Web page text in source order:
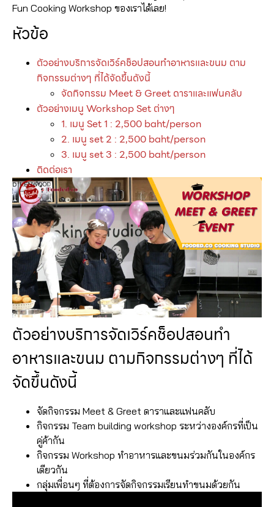
Fun Cooking Workshop ของเราได้เลย!
หัวข้อ
ตัวอย่างบริการจัดเวิร์คช็อปสอนทำอาหารและขนม ตาม
กิจกรรมต่างๆ ที่ได้จัดขึ้นดังนี้
จัดกิจกรรม Meet & Greet ดาราและแฟนคลับ
ตัวอย่างเมนู Workshop Set ต่างๆ
1. เมนู Set 1 : 2,500 baht/person
2. เมนู set 2 : 2,500 baht/person
3. เมนู set 3 : 2,500 baht/person
ติดต่อเรา
ตัวอย่างบริการจัดเวิร์คช็อปสอนทำ
อาหารและขนม ตามกิจกรรมต่างๆ ที่ได้
จัดขึ้นดังนี้
จัดกิจกรรม Meet & Greet ดาราและแฟนคลับ
กิจกรรม Team building workshop ระหว่างองค์กรที่เป็น
คู่ค้ากัน
กิจกรรม Workshop ทำอาหารและขนมร่วมกันในองค์กร
เดียวกัน
กลุ่มเพื่อนๆ ที่ต้องการจัดกิจกรรมเรียนทำขนมด้วยกัน